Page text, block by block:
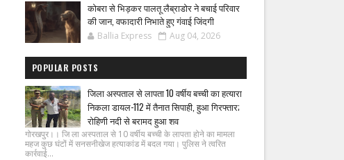
कोबरा से भिड़कर पालतू लैब्राडोर ने बचाई परिवार
की जान, वफादारी निभाते हुए गंवाई जिंदगी
Ballia Express Aug 04, 2026
POPULAR POSTS
जिला अस्पताल से लापता 10 वर्षीय बच्ची का हत्यारा
निकला डायल-112 में तैनात सिपाही, हुआ गिरफ्तार;
रोहिणी नदी से बरामद हुआ शव
गोरखपुर।। जि ला अस्पताल से 10 वर्षीय बच्ची के लापता होने का मामला
महज कुछ घंटों में सनसनीखेज हत्याकांड में बदल गया। पुलिस ने त्वरित
कार्रवाई...